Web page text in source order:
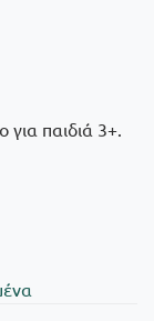
παιδιά 3+.